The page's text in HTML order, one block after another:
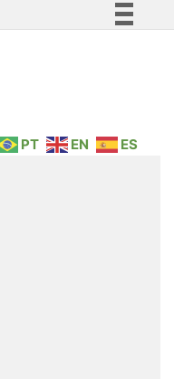
Legislação
PT EN ES